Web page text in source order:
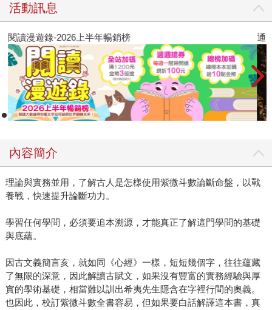
活動訊息
閱讀漫遊錄-2026上半年暢銷榜 通
內容簡介
理論與實務並用，了解古人是怎樣使用紫微斗數論斷命盤，以戰
養戰，快速提升論斷功力。
學習任何學問，必須要追本溯源，才能真正了解這門學問的基礎
與底蘊。
因古文義簡言亥，就如同《心經》一樣，短短幾個字，往往蘊藏
了無限的深意，因此解讀古賦文，如果沒有豐富的實務經驗與厚
實的學術基礎，相當難以訓出希夷先生隱含在字裡行間的奧義。
也因此，校訂紫微斗數全書容易，但如果要白話解譯這本書，真